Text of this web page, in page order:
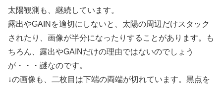
太陽観測も、継続しています。
露出やGAINを適切にしないと、太陽の周辺だけスタック
されたり、画像が半分になったりすることがあります。も
ちろん、露出やGAINだけの理由ではないのでしょう
が・・・謎なのです。
↓の画像も、二枚目は下端の両端が切れています。黒点を